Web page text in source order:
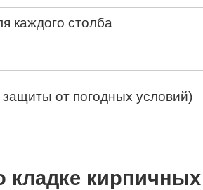
каждого столба
от погодных условий)
кладке кирпичных